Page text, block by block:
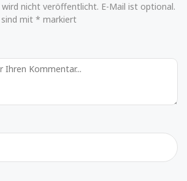
wird nicht veröffentlicht. E-Mail ist optional.
sind mit * markiert